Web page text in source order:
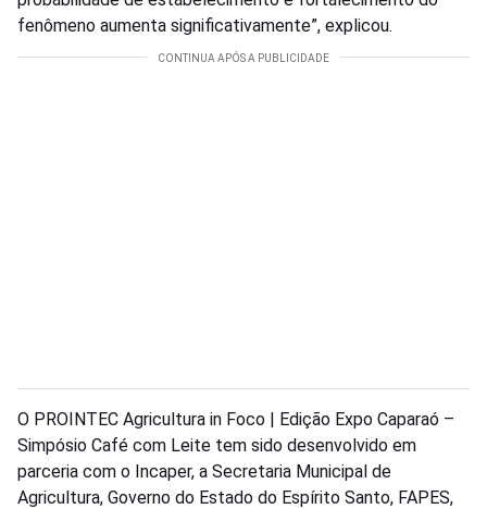
fenômeno aumenta significativamente”, explicou.
O PROINTEC Agricultura in Foco | Edição Expo Caparaó –
Simpósio Café com Leite tem sido desenvolvido em
parceria com o Incaper, a Secretaria Municipal de
Agricultura, Governo do Estado do Espírito Santo, FAPES,